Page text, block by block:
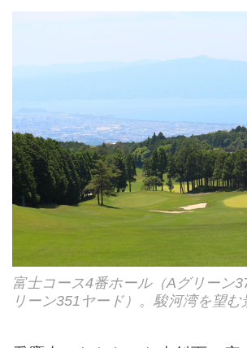
富士コース4番ホール（Aグリーン
リーン351ヤード）。駿河湾を望む